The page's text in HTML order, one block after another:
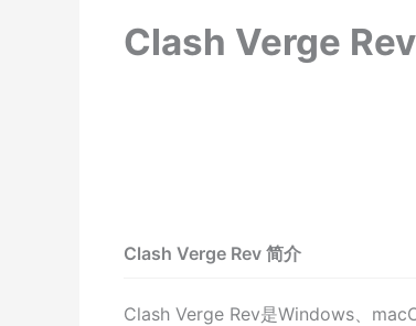
Clash Verge Rev
Clash Verge Rev 简介
Clash Verge Rev是Windows、